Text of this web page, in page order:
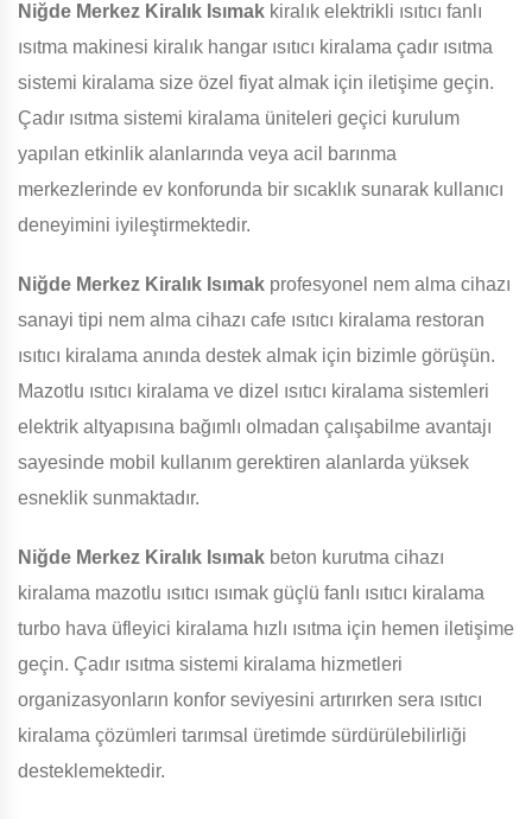
Niğde Merkez Kiralık Isımak kiralık elektrikli ısıtıcı fanlı
ısıtma makinesi kiralık hangar ısıtıcı kiralama çadır ısıtma
sistemi kiralama size özel fiyat almak için iletişime geçin.
Çadır ısıtma sistemi kiralama üniteleri geçici kurulum
yapılan etkinlik alanlarında veya acil barınma
merkezlerinde ev konforunda bir sıcaklık sunarak kullanıcı
deneyimini iyileştirmektedir.
Niğde Merkez Kiralık Isımak profesyonel nem alma cihazı
sanayi tipi nem alma cihazı cafe ısıtıcı kiralama restoran
ısıtıcı kiralama anında destek almak için bizimle görüşün.
Mazotlu ısıtıcı kiralama ve dizel ısıtıcı kiralama sistemleri
elektrik altyapısına bağımlı olmadan çalışabilme avantajı
sayesinde mobil kullanım gerektiren alanlarda yüksek
esneklik sunmaktadır.
Niğde Merkez Kiralık Isımak beton kurutma cihazı
kiralama mazotlu ısıtıcı ısımak güçlü fanlı ısıtıcı kiralama
turbo hava üfleyici kiralama hızlı ısıtma için hemen iletişime
geçin. Çadır ısıtma sistemi kiralama hizmetleri
organizasyonların konfor seviyesini artırırken sera ısıtıcı
kiralama çözümleri tarımsal üretimde sürdürülebilirliği
desteklemektedir.